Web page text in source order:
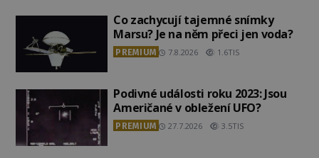
Co zachycují tajemné snímky
Marsu? Je na něm přeci jen voda?
PREMIUM 7.8.2026 1.6TIS
Podivné události roku 2023: Jsou
Američané v obležení UFO?
PREMIUM 27.7.2026 3.5TIS